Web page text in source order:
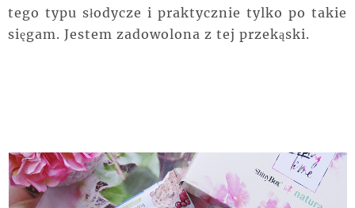
tego typu słodycze i praktycznie tylko po takie
sięgam. Jestem zadowolona z tej przekąski.